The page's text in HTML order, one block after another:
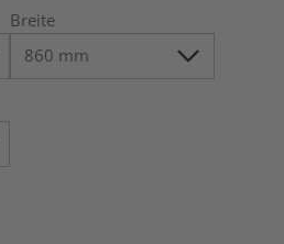
Breite